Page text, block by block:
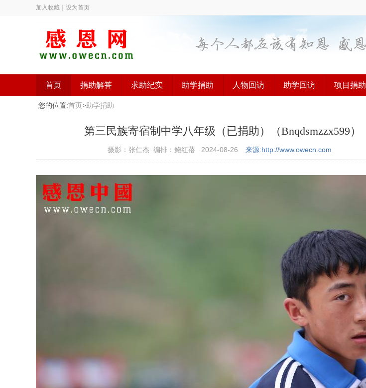
加入收藏 设为首页
首页 捐助解答 求助纪实 助学捐助 人物回访 助学回访 项目捐助
您的位置:首页 >助学捐助
第三民族寄宿制中学八年级（已捐助）（Bnqdsmzzx599）
摄影：张仁杰 编排：鲍红蓓 2024-08-26 来源:http://www.owecn.com